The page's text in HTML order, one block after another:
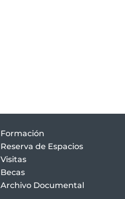
Formación
Reserva de Espacios
Visitas
Becas
Archivo Documental